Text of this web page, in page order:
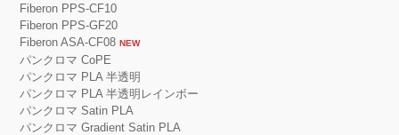
Fiberon PPS-CF10
Fiberon PPS-GF20
Fiberon ASA-CF08 NEW
パンクロマ CoPE
パンクロマ PLA 半透明
パンクロマ PLA 半透明レインボー
パンクロマ Satin PLA
パンクロマ Gradient Satin PLA